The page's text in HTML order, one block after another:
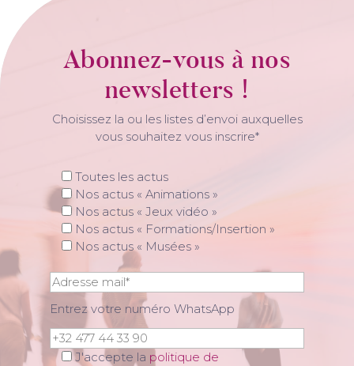
Abonnez-vous à nos
newsletters !
Choisissez la ou les listes d’envoi auxquelles
vous souhaitez vous inscrire*
Toutes les actus
Nos actus « Animations »
Nos actus « Jeux vidéo »
Nos actus « Formations/Insertion »
Nos actus « Musées »
Entrez votre numéro WhatsApp
J'accepte la politique de